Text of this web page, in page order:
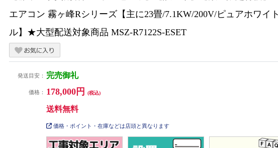
エアコン 霧ヶ峰Rシリーズ【主に23畳/7.1KW/200V/ピュアホワイ
ル】★大型配送対象商品 MSZ-R7122S-ESET
発送目安： 完売御礼
価格： 178,000円 (税込)
送料無料
価格・ポイント・在庫などは店頭と異なります